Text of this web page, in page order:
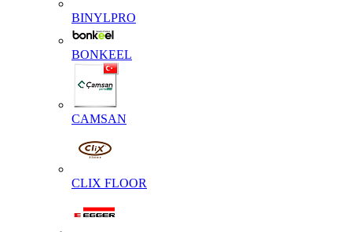
BINYLPRO
BONKEEL
CAMSAN
CLIX FLOOR